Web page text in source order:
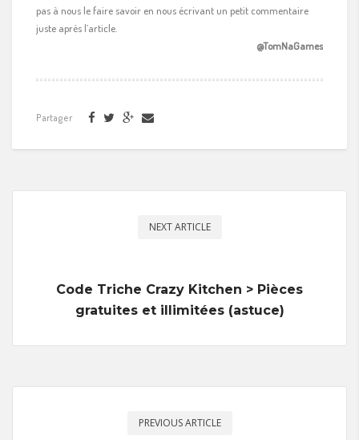
pas à nous le faire savoir en nous écrivant un petit commentaire
juste après l’article.
@TomNaGames
Partager
NEXT ARTICLE
Code Triche Crazy Kitchen > Pièces
gratuites et illimitées (astuce)
PREVIOUS ARTICLE